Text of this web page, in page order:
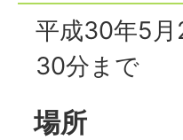
平成30年5
30分まで
場所